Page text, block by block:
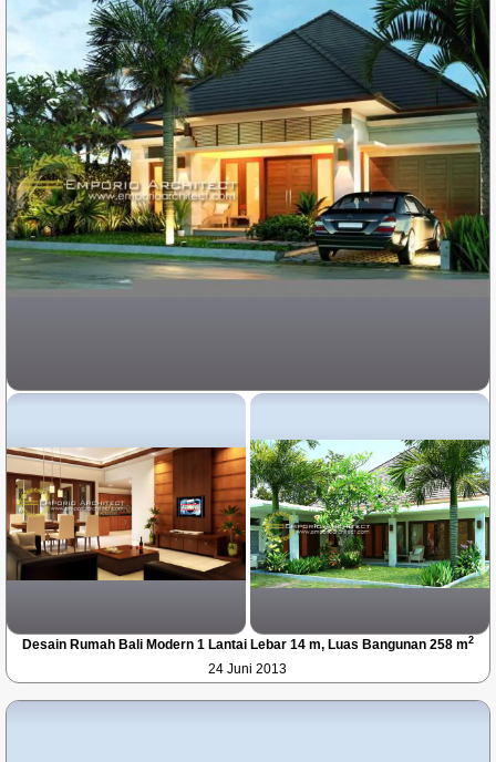
Desain Rumah Bali Modern 1 Lantai Lebar 14 m, Luas Bangunan 258 m2
24 Juni 2013